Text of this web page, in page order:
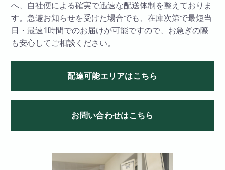
へ、自社便による確実で迅速な配送体制を整えておりま
す。急遽お知らせを受けた場合でも、在庫次第で最短当
日・最速1時間でのお届けが可能ですので、お急ぎの際
も安心してご相談ください。
配達可能エリアはこちら
お問い合わせはこちら